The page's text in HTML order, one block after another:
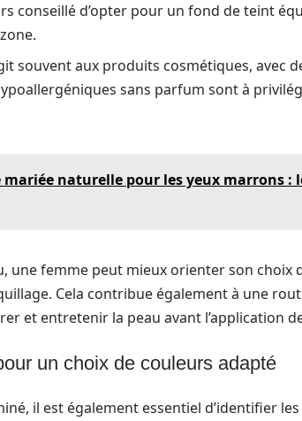
conseillé d’opter pour un fond de teint
souvent aux produits cosmétiques, avec
sans parfum sont à
mariée naturelle pour les yeux marrons :
une femme peut mieux orienter son choix
Cela contribue également à une
et entretenir la peau avant l’application
un choix de couleurs adapté
il est également essentiel d’identifier